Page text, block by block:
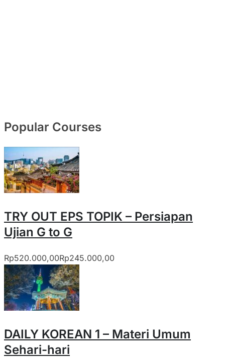
Popular Courses
TRY OUT EPS TOPIK – Persiapan
Ujian G to G
Rp520.000,00Rp245.000,00
DAILY KOREAN 1 – Materi Umum
Sehari-hari